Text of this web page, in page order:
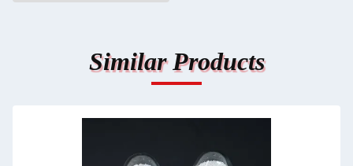
Similar Products